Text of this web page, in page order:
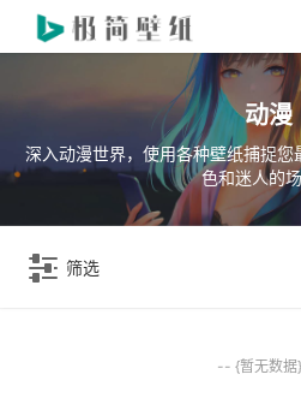
动漫
深入动漫世界，使用各种壁纸捕捉
色和迷人的
筛选
-- {暂无数